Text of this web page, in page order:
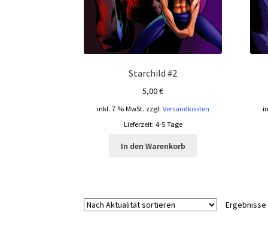
Starchild #2
5,00€
inkl. 7 % MwSt. zzgl. Versandkosten
Lieferzeit: 4-5 Tage
In den Warenkorb
Ergebnisse